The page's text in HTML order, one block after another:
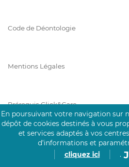
Code de Déontologie
Mentions Légales
Prérequis Click&Care
Protection des Données
En poursuivant votre navigation sur
dépôt de cookies destinés à vous
et services adaptés à vos
d’informations et
cliquez ici
.